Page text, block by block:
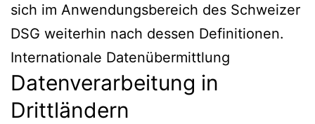
sich im Anwendungsbereich des Schweizer
DSG weiterhin nach dessen Definitionen.
Internationale Datenübermittlung
Datenverarbeitung in
Drittländern